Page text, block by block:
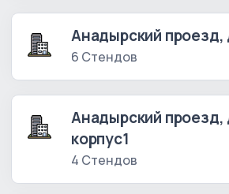
Анадырский
6 Стендов
Анадырский
корпус1
4 Стендов